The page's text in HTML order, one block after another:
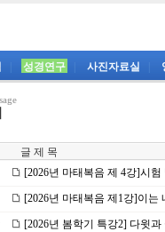
성경연구 사진자료실
글 제 목
[2026년 마태복음 제 4강]시
[2026년 마태복음 제1강]이는
[2026년 봄학기 특강2] 다윗과